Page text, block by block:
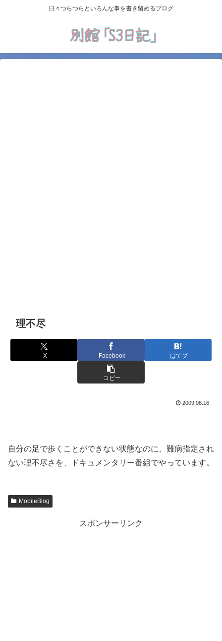
日々つらつらといろんな事を書き留めるブログ
理不尽
X Facebook はてブ
コピー
2009.08.16
自分の足で歩くことができない状態なのに、難病指定され
ない理不尽さを、ドキュメンタリー番組でやっています。
MobileBlog
スポンサーリンク